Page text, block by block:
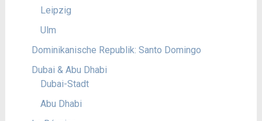
Leipzig
Ulm
Dominikanische Republik: Santo Domingo
Dubai & Abu Dhabi
Dubai-Stadt
Abu Dhabi